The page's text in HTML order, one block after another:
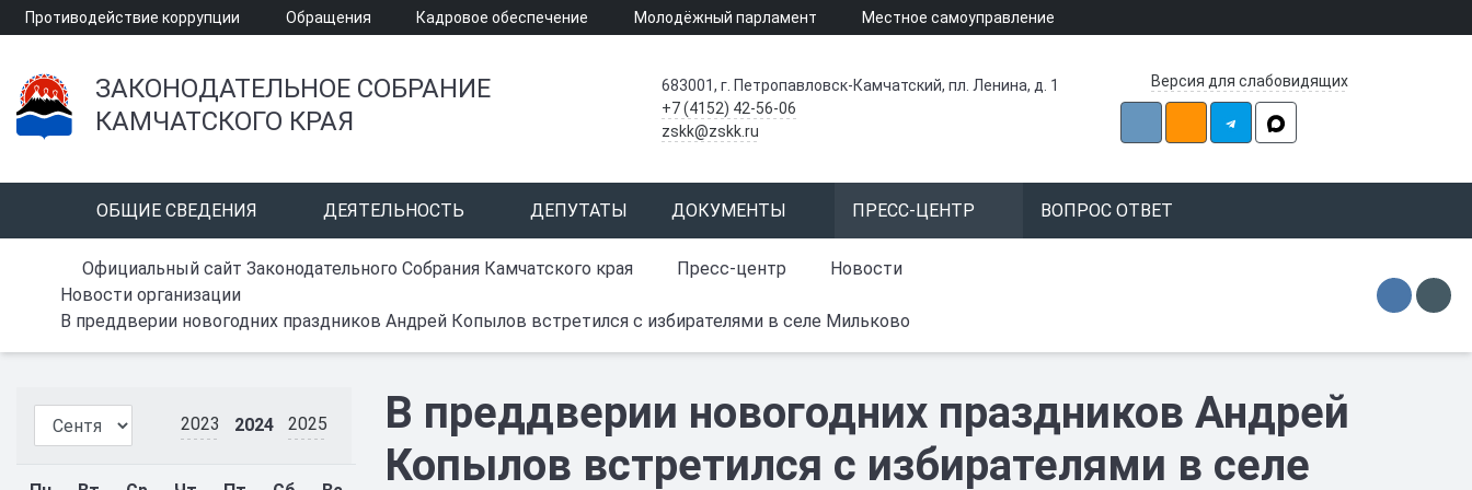
Противодействие коррупции Обращения Кадровое обеспечение Молодёжный парламент Местное самоуправление
ЗАКОНОДАТЕЛЬНОЕ СОБРАНИЕ
КАМЧАТСКОГО КРАЯ
683001, г. Петропавловск-Камчатский, пл. Ленина, д. 1
+7 (4152) 42-56-06
zskk@zskk.ru
Версия для слабовидящих
ОБЩИЕ СВЕДЕНИЯ ДЕЯТЕЛЬНОСТЬ ДЕПУТАТЫ ДОКУМЕНТЫ ПРЕСС-ЦЕНТР ВОПРОС ОТВЕТ
Официальный сайт Законодательного Собрания Камчатского края Пресс-центр
Новости
Новости организации
В преддверии новогодних праздников Андрей Копылов встретился с избирателями в селе Мильково
2023 2024 2025
В преддверии новогодних праздников Андрей
Копылов встретился с избирателями в селе